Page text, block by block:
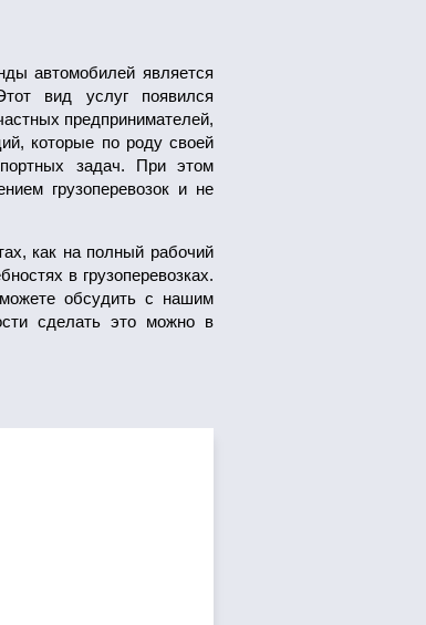
автомобилей является
вид услуг появился
предпринимателей,
которые по роду своей
задач. При этом
грузоперевозок и не
как на полный рабочий
в грузоперевозках.
обсудить с нашим
сделать это можно в